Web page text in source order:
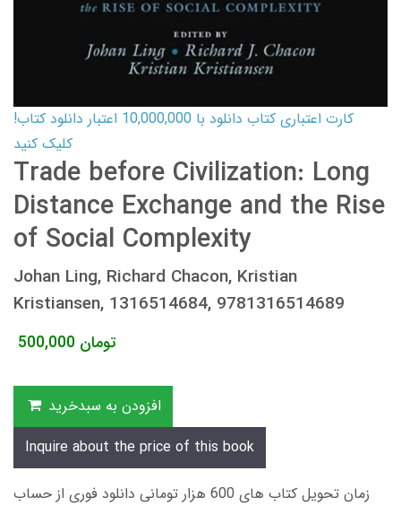
کارت اعتباری کتاب دانلود با 10,000,000 اعتبار دانلود کتاب!
کلیک کنید
Trade before Civilization: Long
Distance Exchange and the Rise
of Social Complexity
Johan Ling, Richard Chacon, Kristian
Kristiansen, 1316514684, 9781316514689
500,000 تومان
افزودن به سبدخرید
Inquire about the price of this book
زمان تحویل کتاب های 600 هزار تومانی دانلود فوری از حساب